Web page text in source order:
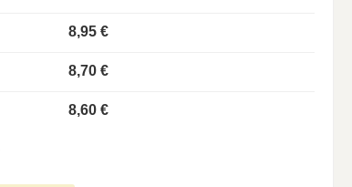
8,95 €
8,70 €
8,60 €